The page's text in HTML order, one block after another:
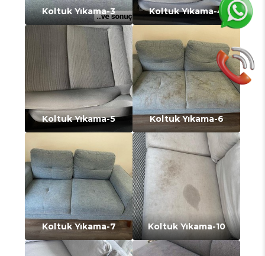
Koltuk Yıkama-3 Koltuk Yıkama-4
Koltuk Yıkama-5 Koltuk Yıkama-6
Koltuk Yıkama-7 Koltuk Yıkama-10